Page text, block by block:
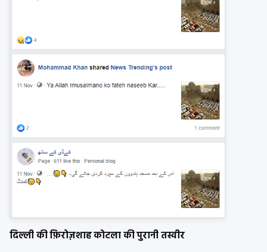
दिल्ली की फ़िरोज़शाह कोटला की पुरानी तस्वीर